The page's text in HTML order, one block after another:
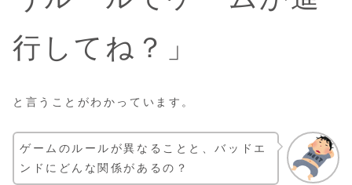
行してね？」
と言うことがわかっています。
ゲームのルールが異なることと、バッドエ
ンドにどんな関係があるの？